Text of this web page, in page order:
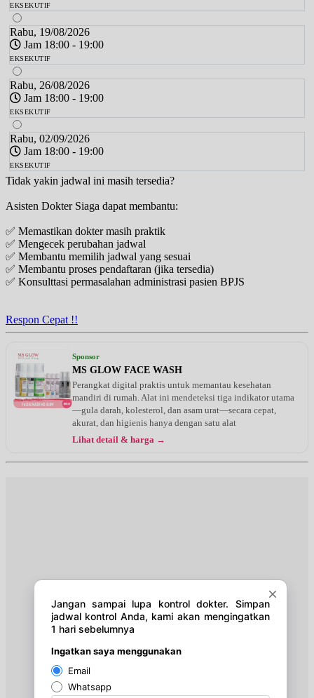
EKSEKUTIF
Rabu, 19/08/2026
Jam 18:00 - 19:00
EKSEKUTIF
Rabu, 26/08/2026
Jam 18:00 - 19:00
EKSEKUTIF
Rabu, 02/09/2026
Jam 18:00 - 19:00
EKSEKUTIF
Tidak yakin jadwal ini masih tersedia?
Asisten Dokter Siaga dapat membantu:
✅ Memastikan dokter masih praktik
✅ Mengecek perubahan jadwal
✅ Membantu memilih jadwal yang sesuai
✅ Membantu proses pendaftaran (jika tersedia)
✅ Konsulttasi permasalahan administrasi pasien BPJS
Respon Cepat !!
Sponsor
MS GLOW FACE WASH
Perangkat digital praktis untuk memantau kesehatan
mandiri di rumah. Alat ini mendeteksi tiga indikator utama
—gula darah, kolesterol, dan asam urat—secara cepat,
akurat, dan higienis hanya dengan satu alat
Lihat detail & harga →